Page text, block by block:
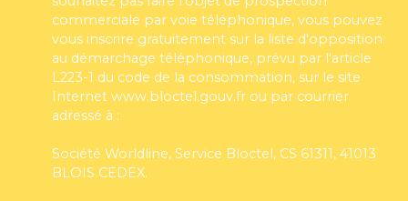
commerciale par voie téléphonique, vous pouvez
vous inscrire gratuitement sur la liste d'opposition
au démarchage téléphonique, prévu par l'article
L223-1 du code de la consommation, sur le site
Internet www.bloctel.gouv.fr ou par courrier
adressé à :
Société Worldline, Service Bloctel, CS 61311, 41013
BLOIS CEDEX.